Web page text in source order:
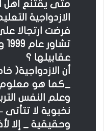
متى يقتنع أهل
الازدواجية
فرضت ارتجالا
عقابيلها ؟
أن الازدواجية(
_كما هو
وعلم النفس
نخبوية لا
وحقيقية _ إلا